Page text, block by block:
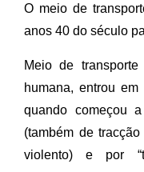
O meio de
anos 40 do século
Meio de
humana, entrou
quando começou
(também de
violento) e por